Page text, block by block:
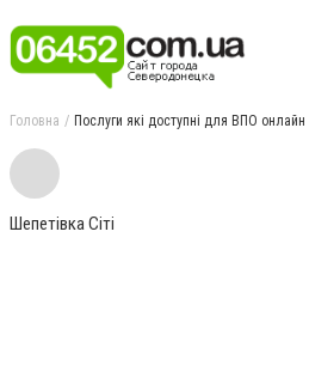
Головна Послуги які доступні для ВПО онлайн
Шепетівка Сіті